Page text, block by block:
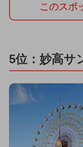
このスポ
5位：妙高サ